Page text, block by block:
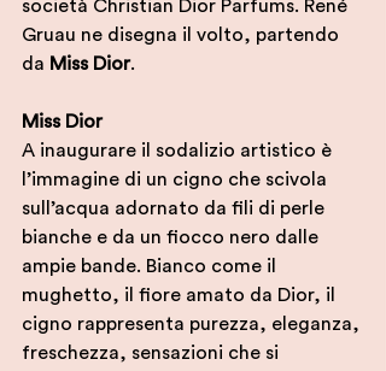
società Christian Dior Parfums. René
Gruau ne disegna il volto, partendo
da Miss Dior.
Miss Dior
A inaugurare il sodalizio artistico è
l’immagine di un cigno che scivola
sull’acqua adornato da fili di perle
bianche e da un fiocco nero dalle
ampie bande. Bianco come il
mughetto, il fiore amato da Dior, il
cigno rappresenta purezza, eleganza,
freschezza, sensazioni che si